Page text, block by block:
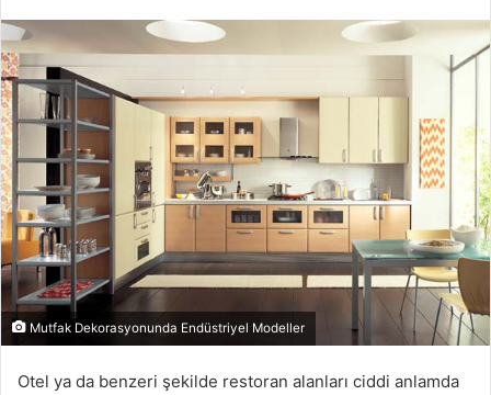
göndermek
Mutfak Dekorasyonunda Endüstriyel Modeller
Otel ya da benzeri şekilde restoran alanları ciddi anlamda